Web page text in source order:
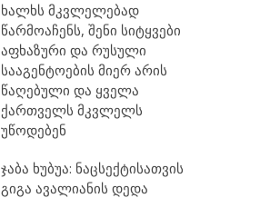
ხალხს მკვლელებად
წარმოაჩენს, შენი სიტყვები
აფხაზური და რუსული
სააგენტოების მიერ არის
წაღებული და ყველა
ქართველს მკვლელს
უწოდებენ
ჯაბა ხუბუა: ნაცსექტისათვის
გიგა ავალიანის დედა